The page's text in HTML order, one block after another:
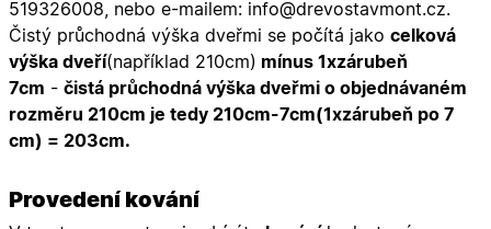
519326008, nebo e-mailem: info@drevostavmont.cz.
Čistý průchodná výška dveřmi se počítá jako celková
výška dveří(například 210cm) mínus 1xzárubeň
7cm - čistá průchodná výška dveřmi o objednávaném
rozměru 210cm je tedy 210cm-7cm(1xzárubeň po 7
cm) = 203cm.
Provedení kování